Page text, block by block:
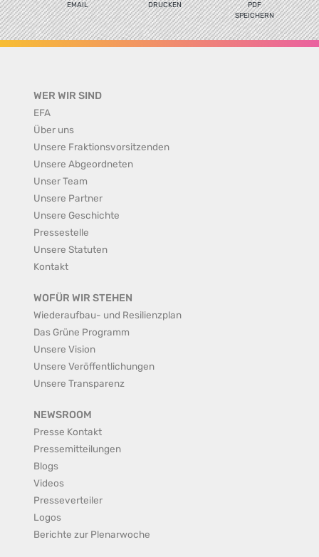
EMAIL DRUCKEN
PDF
SPEICHERN
WER WIR SIND
EFA
Über uns
Unsere Fraktionsvorsitzenden
Unsere Abgeordneten
Unser Team
Unsere Partner
Unsere Geschichte
Pressestelle
Unsere Statuten
Kontakt
WOFÜR WIR STEHEN
Wiederaufbau- und Resilienzplan
Das Grüne Programm
Unsere Vision
Unsere Veröffentlichungen
Unsere Transparenz
NEWSROOM
Presse Kontakt
Pressemitteilungen
Blogs
Videos
Presseverteiler
Logos
Berichte zur Plenarwoche